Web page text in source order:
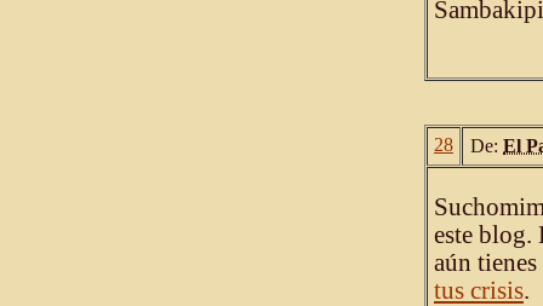
28 De: El
este blog.
aún
tus crisis.